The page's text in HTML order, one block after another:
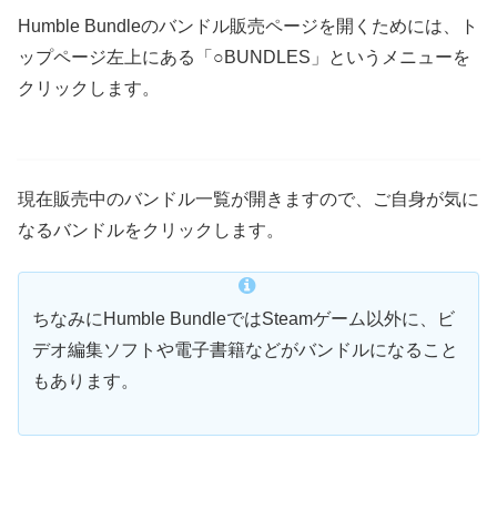
Humble Bundleのバンドル販売ページを開くためには、ト
ップページ左上にある「○BUNDLES」というメニューを
クリックします。
現在販売中のバンドル一覧が開きますので、ご自身が気に
なるバンドルをクリックします。
ちなみにHumble BundleではSteamゲーム以外に、ビ
デオ編集ソフトや電子書籍などがバンドルになること
もあります。